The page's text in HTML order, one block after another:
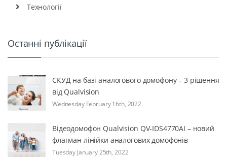
Технології
Останні публікації
СКУД на базі аналогового домофону – 3 рішення
від Qualvision
Wednesday February 16th, 2022
Відеодомофон Qualvision QV-IDS4770AI – новий
флагман лінійки аналогових домофонів
Tuesday January 25th, 2022